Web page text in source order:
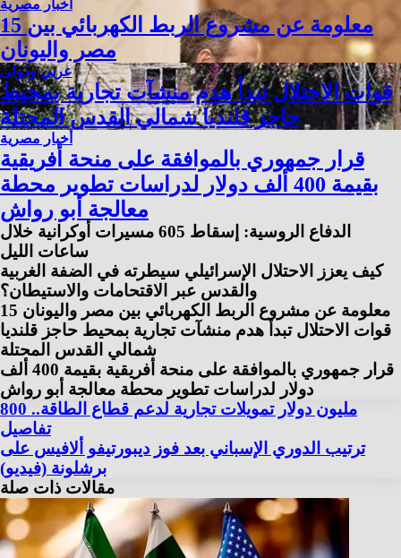
أخبار مصرية
15 معلومة عن مشروع الربط الكهربائي بين
مصر واليونان
عربي ودولى
قوات الاحتلال تبدأ هدم منشآت تجارية بمحيط
حاجز قلنديا شمالي القدس المحتلة
أخبار مصرية
قرار جمهوري بالموافقة على منحة أفريقية
بقيمة 400 ألف دولار لدراسات تطوير محطة
معالجة أبو رواش
الدفاع الروسية: إسقاط 605 مسيرات أوكرانية خلال
ساعات الليل
كيف يعزز الاحتلال الإسرائيلي سيطرته في الضفة الغربية
والقدس عبر الاقتحامات والاستيطان؟
15 معلومة عن مشروع الربط الكهربائي بين مصر واليونان
قوات الاحتلال تبدأ هدم منشآت تجارية بمحيط حاجز قلنديا
شمالي القدس المحتلة
قرار جمهوري بالموافقة على منحة أفريقية بقيمة 400 ألف
دولار لدراسات تطوير محطة معالجة أبو رواش
800 مليون دولار تمويلات تجارية لدعم قطاع الطاقة..
تفاصيل
ترتيب الدوري الإسباني بعد فوز ديبورتيفو ألافيس على
برشلونة (فيديو)
مقالات ذات صلة